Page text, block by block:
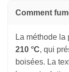
Comment
La méthode la
210 °C, qui
boisées. La